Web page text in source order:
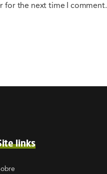
for the next time I comment.
links